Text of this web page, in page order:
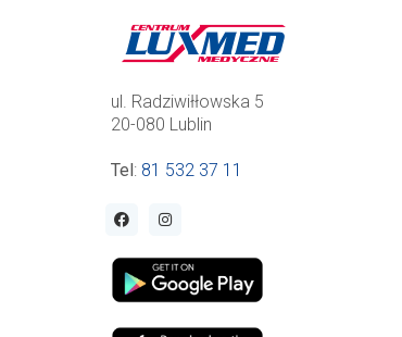
ul. Radziwiłłowska 5
20-080 Lublin
Tel: 81 532 37 11